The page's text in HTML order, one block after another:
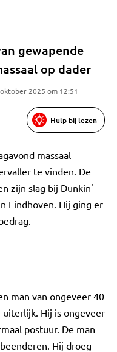
gewapende
op dader
2025 om 12:51
Hulp bij lezen
massaal
te vinden. De
zijn slag bij Dunkin'
Eindhoven. Hij ging er
man van ongeveer 40
Hij is ongeveer
postuur. De man
Hij droeg